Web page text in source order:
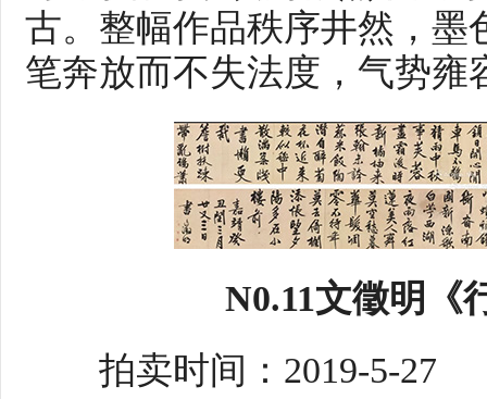
古。整幅作品秩序井然，墨
笔奔放而不失法度，气势雍
N0.11文徵明《
拍卖时间：2019-5-27